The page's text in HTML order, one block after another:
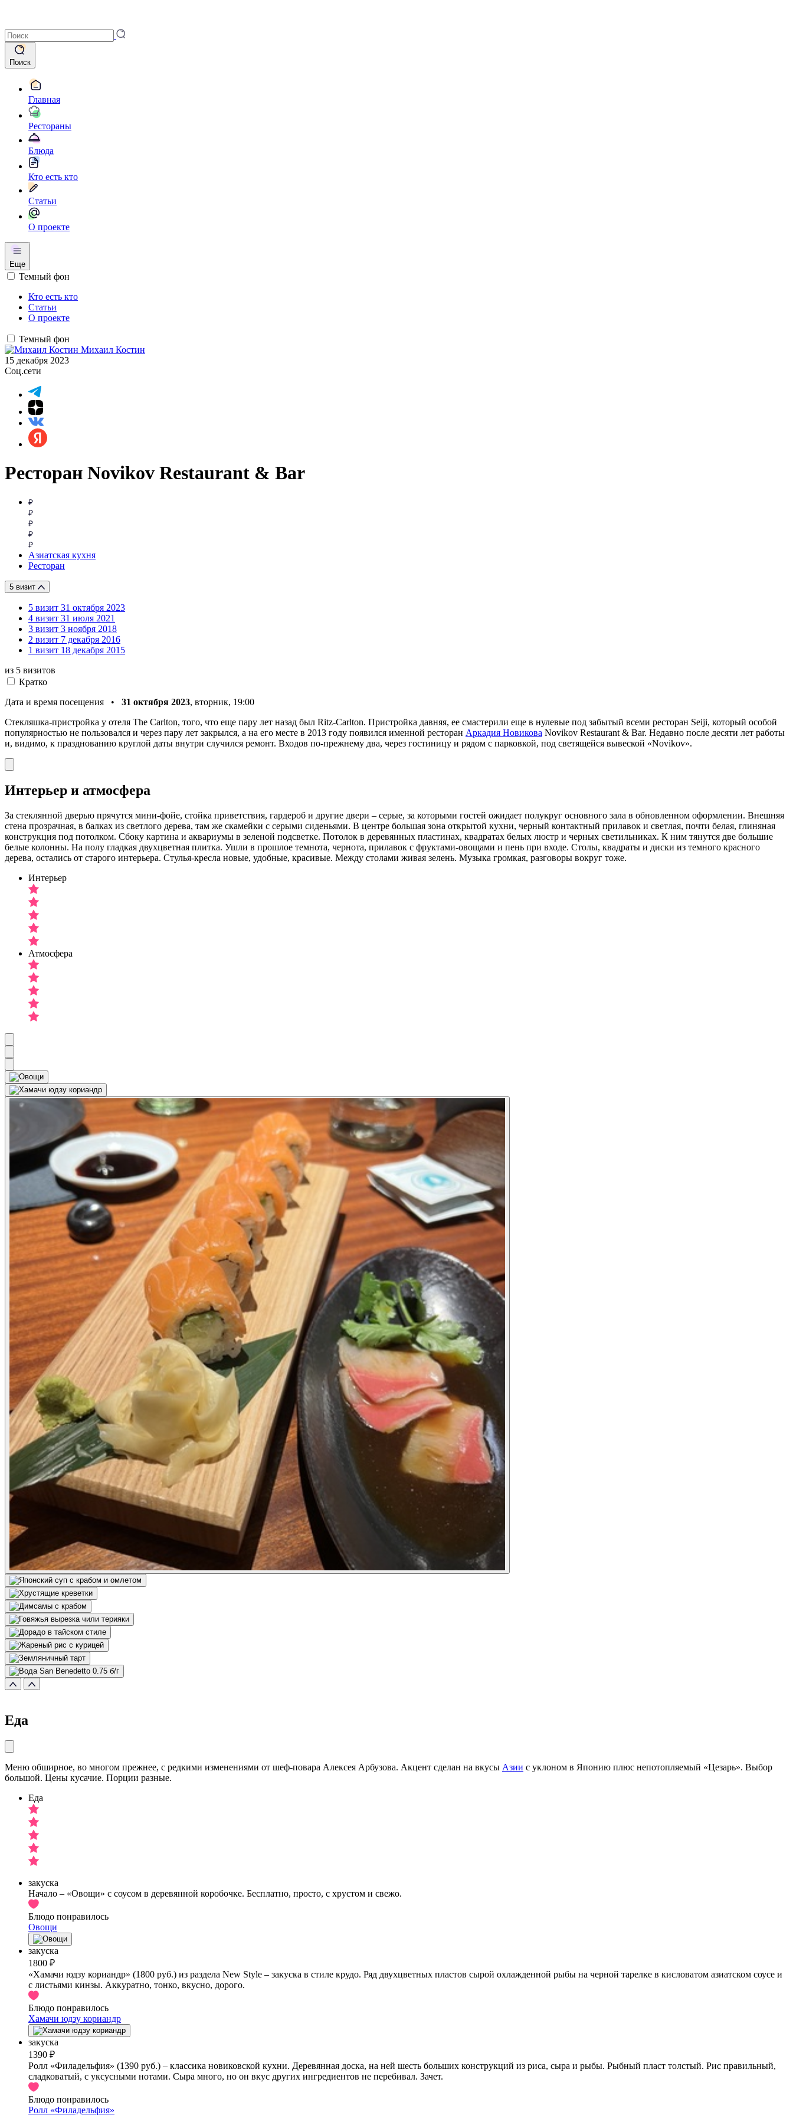
Поиск
Главная
Рестораны
Блюда
Кто есть кто
Статьи
О проекте
Еще
Темный фон
Кто есть кто
Статьи
О проекте
Темный фон
Михаил Костин
15 декабря 2023
Соц.сети
Ресторан Novikov Restaurant & Bar
Азиатская кухня
Ресторан
5 визит
5 визит 31 октября 2023
4 визит 31 июля 2021
3 визит 3 ноября 2018
2 визит 7 декабря 2016
1 визит 18 декабря 2015
из 5 визитов
Кратко
Дата и время посещения • 31 октября 2023, вторник, 19:00
Стекляшка-пристройка у отеля The Carlton, того, что еще пару лет назад был Ritz-Carlton. Пристройка давняя, ее смастерили еще в нулевые под забытый всеми ресторан Seiji, который особой
популярностью не пользовался и через пару лет закрылся, а на его месте в 2013 году появился именной ресторан Аркадия Новикова Novikov Restaurant & Bar. Недавно после десяти лет работы
и, видимо, к празднованию круглой даты внутри случился ремонт. Входов по-прежнему два, через гостиницу и рядом с парковкой, под светящейся вывеской «Novikov».
Интерьер и атмосфера
За стеклянной дверью прячутся мини-фойе, стойка приветствия, гардероб и другие двери – серые, за которыми гостей ожидает полукруг основного зала в обновленном оформлении. Внешняя
стена прозрачная, в балках из светлого дерева, там же скамейки с серыми сиденьями. В центре большая зона открытой кухни, черный контактный прилавок и светлая, почти белая, глиняная
конструкция под потолком. Сбоку картина и аквариумы в зеленой подсветке. Потолок в деревянных пластинах, квадратах белых люстр и черных светильниках. К ним тянутся две большие
белые колонны. На полу гладкая двухцветная плитка. Ушли в прошлое темнота, чернота, прилавок с фруктами-овощами и пень при входе. Столы, квадраты и диски из темного красного
дерева, остались от старого интерьера. Стулья-кресла новые, удобные, красивые. Между столами живая зелень. Музыка громкая, разговоры вокруг тоже.
Интерьер
Атмосфера
Еда
Меню обширное, во многом прежнее, с редкими изменениями от шеф-повара Алексея Арбузова. Акцент сделан на вкусы Азии с уклоном в Японию плюс непотопляемый «Цезарь». Выбор
большой. Цены кусачие. Порции разные.
Еда
закуска
Начало – «Овощи» с соусом в деревянной коробочке. Бесплатно, просто, с хрустом и свежо.
Блюдо понравилось
Овощи
закуска
1800 ₽
«Хамачи юдзу кориандр» (1800 руб.) из раздела New Style – закуска в стиле крудо. Ряд двухцветных пластов сырой охлажденной рыбы на черной тарелке в кисловатом азиатском соусе и
с листьями кинзы. Аккуратно, тонко, вкусно, дорого.
Блюдо понравилось
Хамачи юдзу кориандр
закуска
1390 ₽
Ролл «Филадельфия» (1390 руб.) – классика новиковской кухни. Деревянная доска, на ней шесть больших конструкций из риса, сыра и рыбы. Рыбный пласт толстый. Рис правильный,
сладковатый, с уксусными нотами. Сыра много, но он вкус других ингредиентов не перебивал. Зачет.
Блюдо понравилось
Ролл «Филадельфия»